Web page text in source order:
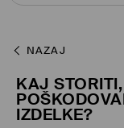
NAZAJ
KAJ
IZDELKE?